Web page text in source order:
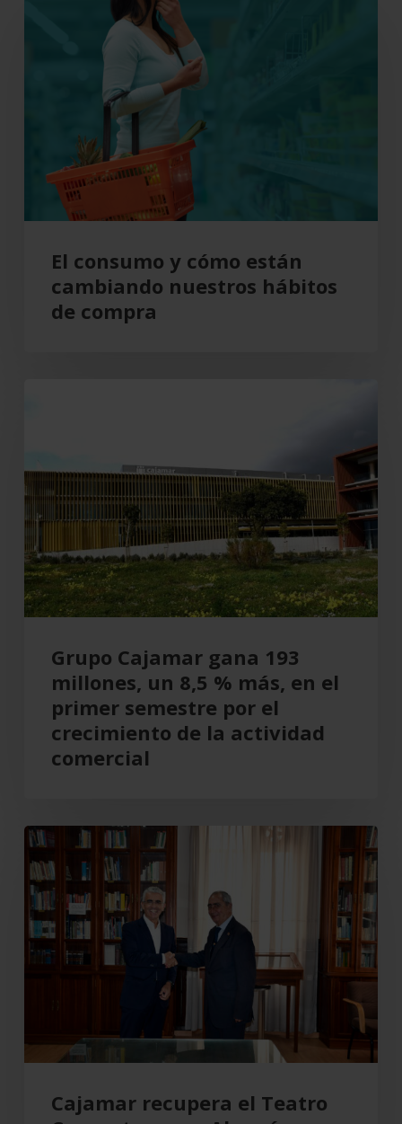
nuestros
hábitos
compra
El consumo y cómo están
cambiando nuestros hábitos
de compra
193
millones,
un
8,5
%
más,
en
primer
semestre
crecimiento
actividad
comercial
Grupo Cajamar gana 193
millones, un 8,5 % más, en el
primer semestre por el
crecimiento de la actividad
comercial
Cajamar
recupera
el
Teatro
Cervantes
para
Cajamar recupera el Teatro